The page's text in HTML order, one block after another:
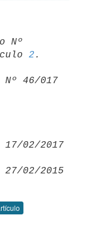
Nº
2 .
Nº 46/017